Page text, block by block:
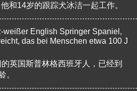
和14岁的跟踪犬冰洁一起工作。
weißer English Springer Spaniel,
das bei Menschen etwa 100 J
英国斯普林格西班牙人，已经到
。